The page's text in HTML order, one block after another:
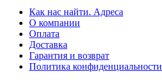
Как нас найти. Адреса
О компании
Оплата
Доставка
Гарантия и возврат
Политика конфиденциальности